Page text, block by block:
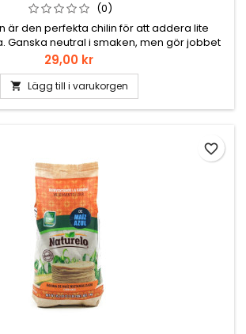
(0)
är den perfekta chilin för att addera lite
Ganska neutral i smaken, men gör jobbet
för lite sting.
Pris
29,00 kr
 Lägg till i varukorgen
favorite_border